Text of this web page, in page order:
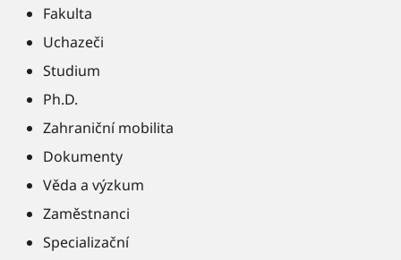
Fakulta
Uchazeči
Studium
Ph.D.
Zahraniční mobilita
Dokumenty
Věda a výzkum
Zaměstnanci
Specializační